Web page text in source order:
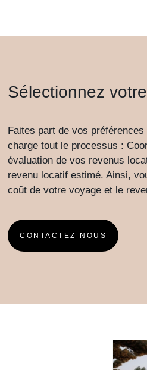
Sélectionnez
Faites part de vos
charge tout le processus :
évaluation de vos revenus
revenu locatif estimé. Ainsi,
coût de votre voyage et le
CONTACTEZ-NOUS